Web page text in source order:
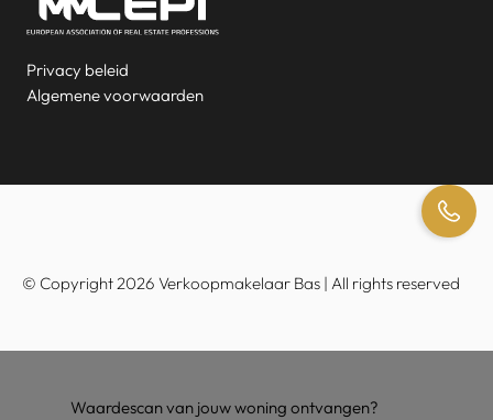
Privacy beleid
Algemene voorwaarden
© Copyright 2026 Verkoopmakelaar Bas | All rights reserved
Waardescan van jouw woning ontvangen?